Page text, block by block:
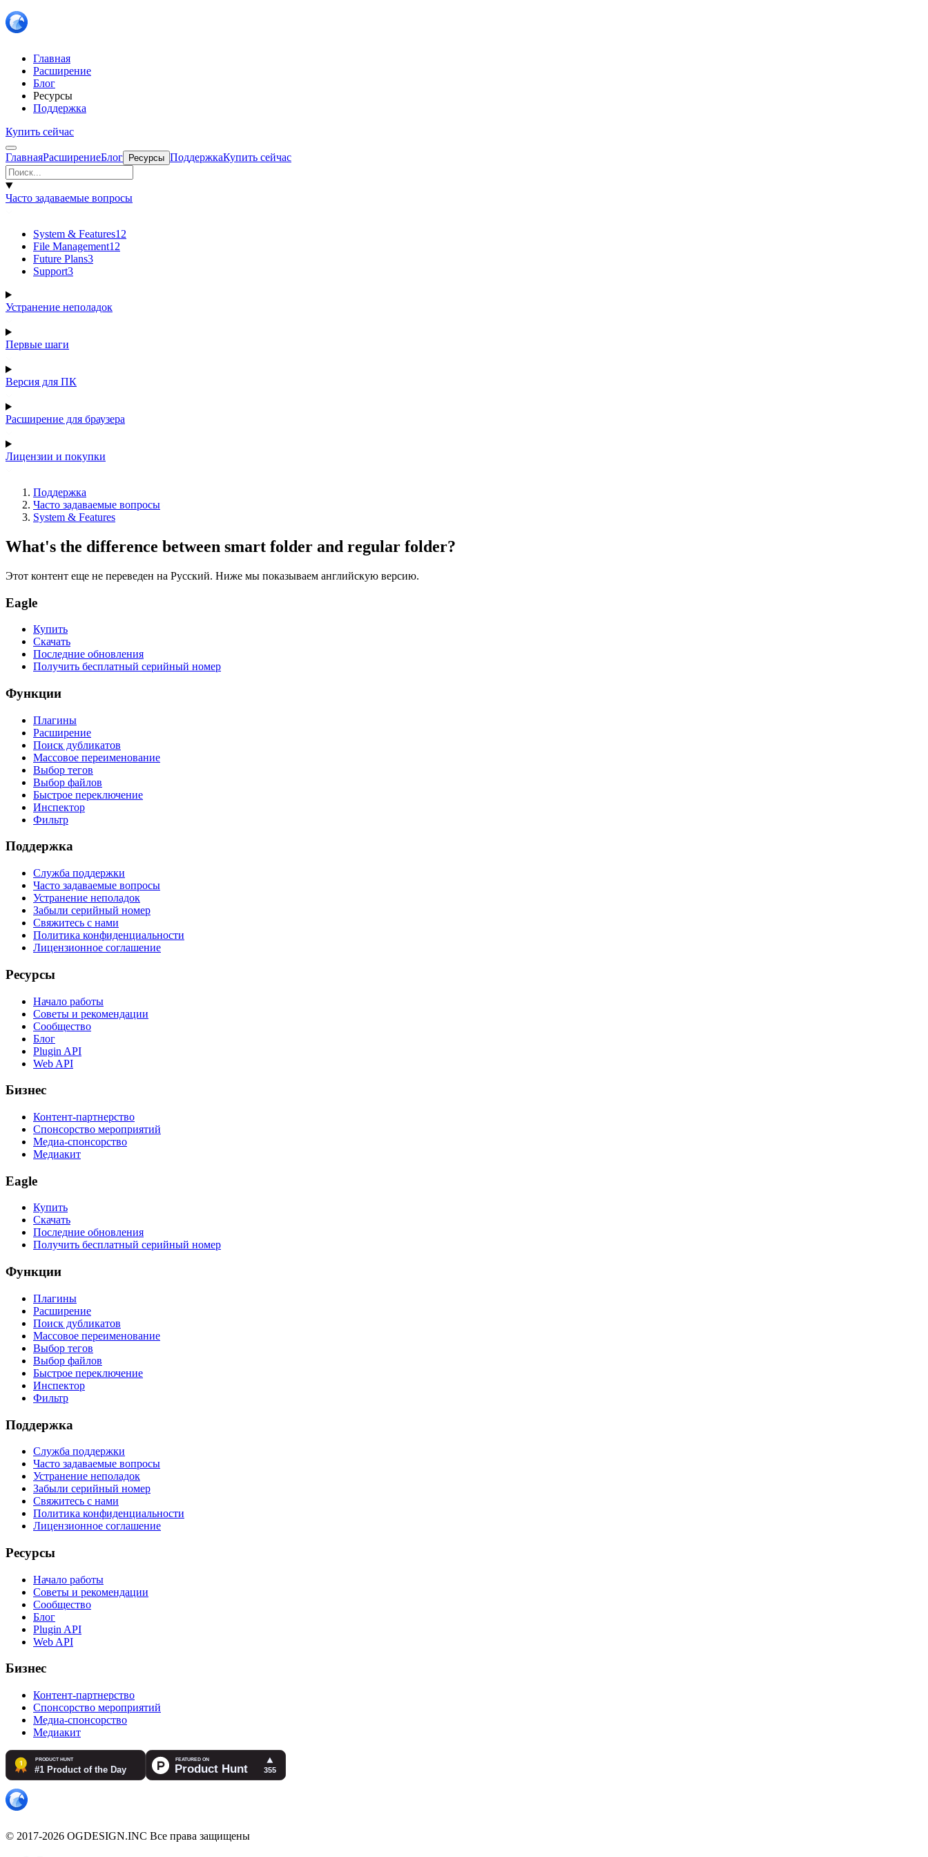
Главная
Расширение
Блог
Ресурсы
Поддержка
Купить сейчас
ГлавнаяРасширениеБлог Ресурсы ПоддержкаКупить сейчас
Часто задаваемые вопросы
System & Features12
File Management12
Future Plans3
Support3
Устранение неполадок
Первые шаги
Версия для ПК
Расширение для браузера
Лицензии и покупки
Поддержка
Часто задаваемые вопросы
System & Features
What's the difference between smart folder and regular folder?
Этот контент еще не переведен на Русский. Ниже мы показываем английскую версию.
Eagle
Купить
Скачать
Последние обновления
Получить бесплатный серийный номер
Функции
Плагины
Расширение
Поиск дубликатов
Массовое переименование
Выбор тегов
Выбор файлов
Быстрое переключение
Инспектор
Фильтр
Поддержка
Служба поддержки
Часто задаваемые вопросы
Устранение неполадок
Забыли серийный номер
Свяжитесь с нами
Политика конфиденциальности
Лицензионное соглашение
Ресурсы
Начало работы
Советы и рекомендации
Сообщество
Блог
Plugin API
Web API
Бизнес
Контент-партнерство
Спонсорство мероприятий
Медиа-спонсорство
Медиакит
Eagle
Купить
Скачать
Последние обновления
Получить бесплатный серийный номер
Функции
Плагины
Расширение
Поиск дубликатов
Массовое переименование
Выбор тегов
Выбор файлов
Быстрое переключение
Инспектор
Фильтр
Поддержка
Служба поддержки
Часто задаваемые вопросы
Устранение неполадок
Забыли серийный номер
Свяжитесь с нами
Политика конфиденциальности
Лицензионное соглашение
Ресурсы
Начало работы
Советы и рекомендации
Сообщество
Блог
Plugin API
Web API
Бизнес
Контент-партнерство
Спонсорство мероприятий
Медиа-спонсорство
Медиакит
© 2017-2026 OGDESIGN.INC Все права защищены